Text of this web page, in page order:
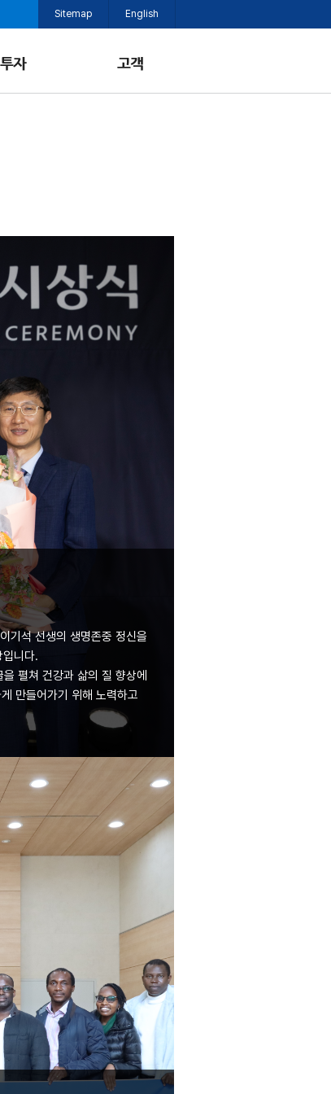
Sitemap English
기석 선생의 생명존중 정신을
니다.
펼쳐 건강과 삶의 질 향상에
만들어가기 위해 노력하고